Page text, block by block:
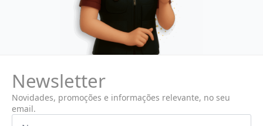
Newsletter
Novidades, promoções e informações relevante, no seu
email.
Nome